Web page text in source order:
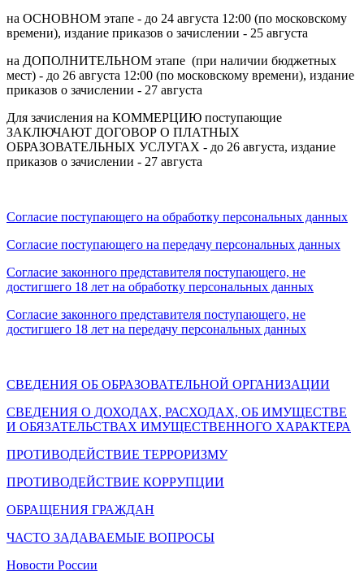
на ОСНОВНОМ этапе - до 24 августа 12:00 (по московскому
времени), издание приказов о зачислении - 25 августа
на ДОПОЛНИТЕЛЬНОМ этапе (при наличии бюджетных
мест) - до 26 августа 12:00 (по московскому времени), издание
приказов о зачислении - 27 августа
Для зачисления на КОММЕРЦИЮ поступающие
ЗАКЛЮЧАЮТ ДОГОВОР О ПЛАТНЫХ
ОБРАЗОВАТЕЛЬНЫХ УСЛУГАХ - до 26 августа, издание
приказов о зачислении - 27 августа
Согласие поступающего на обработку персональных данных
Согласие поступающего на передачу персональных данных
Согласие законного представителя поступающего, не
достигшего 18 лет на обработку персональных данных
Согласие законного представителя поступающего, не
достигшего 18 лет на передачу персональных данных
СВЕДЕНИЯ ОБ ОБРАЗОВАТЕЛЬНОЙ ОРГАНИЗАЦИИ
СВЕДЕНИЯ О ДОХОДАХ, РАСХОДАХ, ОБ ИМУЩЕСТВЕ
И ОБЯЗАТЕЛЬСТВАХ ИМУЩЕСТВЕННОГО ХАРАКТЕРА
ПРОТИВОДЕЙСТВИЕ ТЕРРОРИЗМУ
ПРОТИВОДЕЙСТВИЕ КОРРУПЦИИ
ОБРАЩЕНИЯ ГРАЖДАН
ЧАСТО ЗАДАВАЕМЫЕ ВОПРОСЫ
Новости России